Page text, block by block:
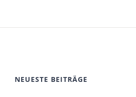
NEUESTE BEITRÄGE